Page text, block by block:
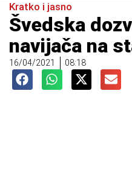
Kratko i jasno
Švedska
navijača na
16/04/2021 08:18